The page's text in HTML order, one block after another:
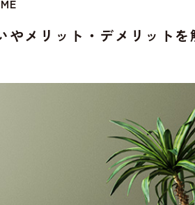
やメリット・デメリットを